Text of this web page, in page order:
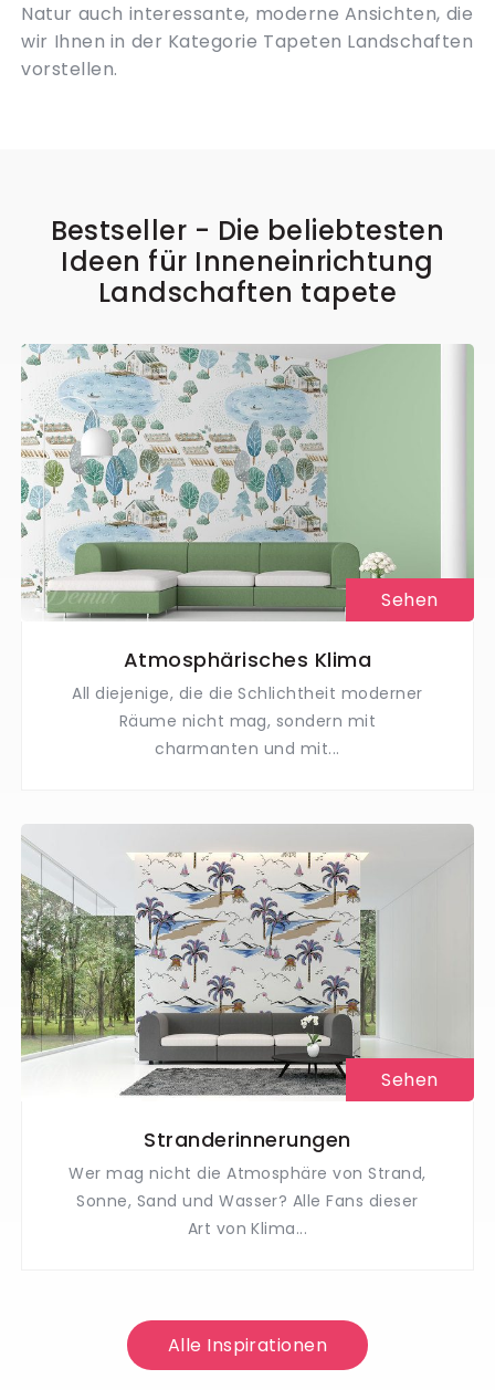
Natur auch interessante, moderne Ansichten, die
wir Ihnen in der Kategorie Tapeten Landschaften
vorstellen.
Bestseller - Die beliebtesten
Ideen für Inneneinrichtung
Landschaften tapete
Sehen
Atmosphärisches Klima
All diejenige, die die Schlichtheit moderner
Räume nicht mag, sondern mit
charmanten und mit...
Sehen
Stranderinnerungen
Wer mag nicht die Atmosphäre von Strand,
Sonne, Sand und Wasser? Alle Fans dieser
Art von Klima...
Alle Inspirationen